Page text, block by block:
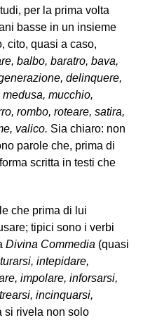
per la prima volta
basse in un insieme
cito, quasi a caso,
balbo, baratro, bava,
delinquere,
mucchio,
rombo, roteare, satira,
valico. Sia chiaro: non
parole che, prima di
scritta in testi che
che prima di lui
tipici sono i verbi
Divina Commedia (quasi
intepidare,
impolare, inforsarsi,
incinquarsi,
si rivela non solo